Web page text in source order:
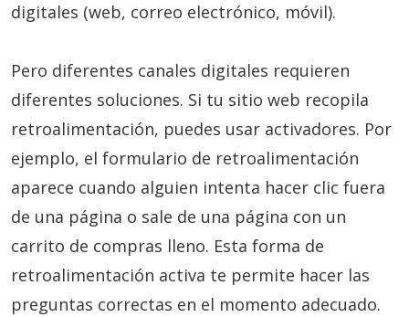
digitales (web, correo electrónico, móvil).
Pero diferentes canales digitales requieren
diferentes soluciones. Si tu sitio web recopila
retroalimentación, puedes usar activadores. Por
ejemplo, el formulario de retroalimentación
aparece cuando alguien intenta hacer clic fuera
de una página o sale de una página con un
carrito de compras lleno. Esta forma de
retroalimentación activa te permite hacer las
preguntas correctas en el momento adecuado.